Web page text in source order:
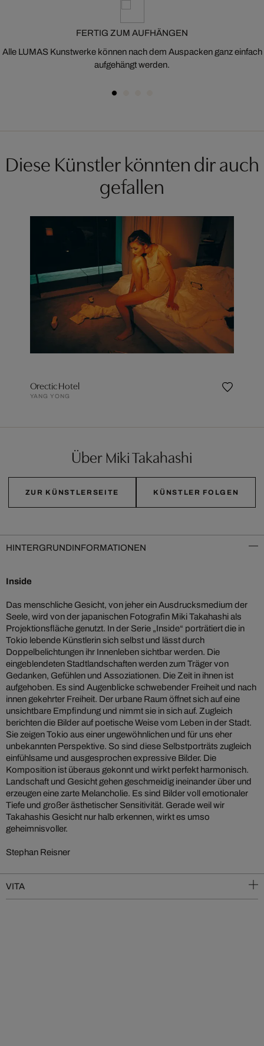
FERTIG ZUM AUFHÄNGEN
Alle LUMAS Kunstwerke können nach dem Auspacken ganz einfach
aufgehängt werden.
Diese Künstler könnten dir auch
gefallen
Orectic Hotel
YANG YONG
Über Miki Takahashi
ZUR KÜNSTLERSEITE KÜNSTLER FOLGEN
HINTERGRUNDINFORMATIONEN
Inside
Das menschliche Gesicht, von jeher ein Ausdrucksmedium der
Seele, wird von der japanischen Fotografin Miki Takahashi als
Projektionsfläche genutzt. In der Serie „Inside“ porträtiert die in
Tokio lebende Künstlerin sich selbst und lässt durch
Doppelbelichtungen ihr Innenleben sichtbar werden. Die
eingeblendeten Stadtlandschaften werden zum Träger von
Gedanken, Gefühlen und Assoziationen. Die Zeit in ihnen ist
aufgehoben. Es sind Augenblicke schwebender Freiheit und nach
innen gekehrter Freiheit. Der urbane Raum öffnet sich auf eine
unsichtbare Empfindung und nimmt sie in sich auf. Zugleich
berichten die Bilder auf poetische Weise vom Leben in der Stadt.
Sie zeigen Tokio aus einer ungewöhnlichen und für uns eher
unbekannten Perspektive. So sind diese Selbstporträts zugleich
einfühlsame und ausgesprochen expressive Bilder. Die
Komposition ist überaus gekonnt und wirkt perfekt harmonisch.
Landschaft und Gesicht gehen geschmeidig ineinander über und
erzeugen eine zarte Melancholie. Es sind Bilder voll emotionaler
Tiefe und großer ästhetischer Sensitivität. Gerade weil wir
Takahashis Gesicht nur halb erkennen, wirkt es umso
geheimnisvoller.
Stephan Reisner
VITA